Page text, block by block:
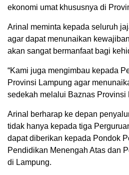
ekonomi umat khususnya di
Arinal meminta kepada seluruh
agar dapat menunaikan
akan sangat bermanfaat bagi
“Kami juga mengimbau kepada
Provinsi Lampung agar
sedekah melalui Baznas Provinsi
Arinal berharap ke depan
tidak hanya kepada tiga
dapat diberikan kepada Pondok
Pendidikan Menengah Atas dan
di Lampung.